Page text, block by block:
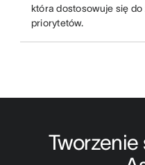
która dostosowuje się
priorytetów.